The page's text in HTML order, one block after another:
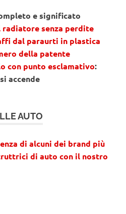
e significato
radiatore senza perdite
dal paraurti in plastica
della patente
con punto esclamativo:
accende
AUTO
di alcuni dei brand più
di auto con il nostro